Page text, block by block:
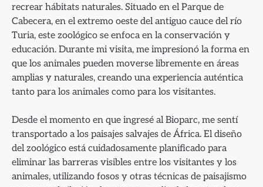
recrear hábitats naturales. Situado en el Parque de
Cabecera, en el extremo oeste del antiguo cauce del río
Turia, este zoológico se enfoca en la conservación y
educación. Durante mi visita, me impresionó la forma en
que los animales pueden moverse libremente en áreas
amplias y naturales, creando una experiencia auténtica
tanto para los animales como para los visitantes.
Desde el momento en que ingresé al Bioparc, me sentí
transportado a los paisajes salvajes de África. El diseño
del zoológico está cuidadosamente planificado para
eliminar las barreras visibles entre los visitantes y los
animales, utilizando fosos y otras técnicas de paisajismo